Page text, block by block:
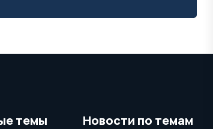
темы Новости по темам